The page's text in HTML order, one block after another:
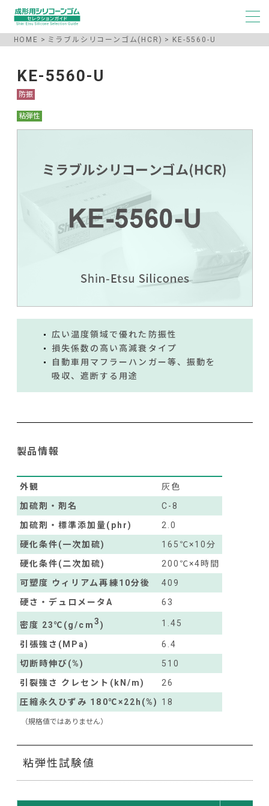
HOME ミラブルシリコーンゴム(HCR) KE-5560-U
KE-5560-U
防振
粘弾性
広い温度領域で優れた防振性
損失係数の高い高減衰タイプ
自動車用マフラーハンガー等、振動を
吸収、遮断する用途
製品情報
外観
灰色
加硫剤・剤名
C-8
加硫剤・標準添加量(phr)
2.0
硬化条件(一次加硫)
165℃×10分
硬化条件(二次加硫)
200℃×4時間
可塑度 ウィリアム再練10分後
409
硬さ・デュロメータA
63
密度 23℃(g/cm3) 1.45
引張強さ(MPa)
6.4
切断時伸び(%)
510
引裂強さ クレセント(kN/m)
26
圧縮永久ひずみ 180℃×22h(%)
18
（規格値ではありません）
粘弾性試験値